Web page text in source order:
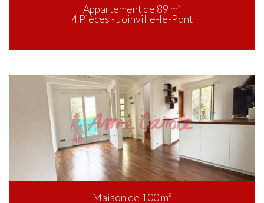
Appartement de 89 m²
4 Pièces - Joinville-le-Pont
Maison de 100 m²